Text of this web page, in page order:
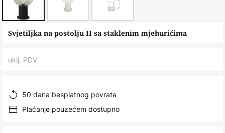
Skip
beginning
the
images
Svjetiljka na postolju II sa staklenim mjehurićima
uklj. PDV
50 dana besplatnog povrata
Plaćanje pouzećem dostupno